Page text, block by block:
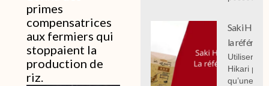
primes
compensatrices
aux fermiers qui
stoppaient la
production de
riz.
Saki
la
Utiliser
Hikari
qu’une